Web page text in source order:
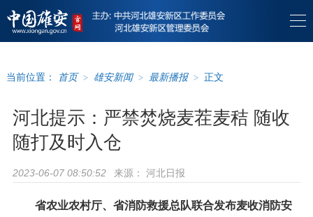
当前位置： 首页 > 雄安新闻 > 最新播报 > 正文
河北提示：严禁焚烧麦茬麦秸 随收
随打及时入仓
2023-06-07 08:50:52 来源： 河北日报
省农业农村厅、省消防救援总队联合发布麦收消防安